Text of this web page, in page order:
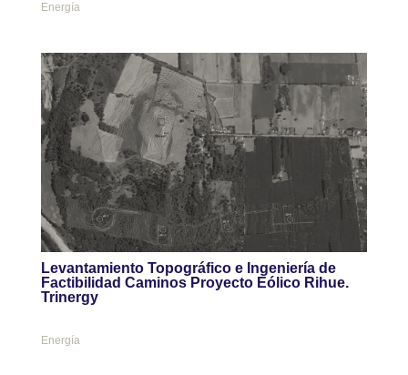
Energía
Levantamiento Topográfico e Ingeniería de
Factibilidad Caminos Proyecto Eólico Rihue.
Trinergy
Energía